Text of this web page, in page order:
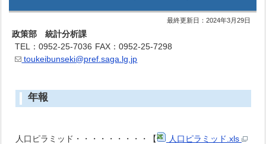
最終更新日：2024年3月29日
政策部 統計分析課
TEL：0952-25-7036 FAX：0952-25-7298
toukeibunseki@pref.saga.lg.jp
年報
人口ピラミッド・・・・・・・・・【
人口ピラミッド.xls